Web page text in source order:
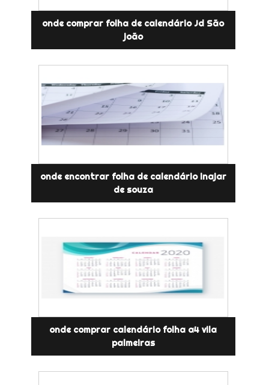
onde comprar folha de calendário Jd São
joão
onde encontrar folha de calendário inajar
de souza
onde comprar calendário folha a4 vila
palmeiras